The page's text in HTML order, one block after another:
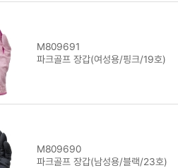
M809691
파크골프 장갑(여성용/핑크/19호)
M809690
파크골프 장갑(남성용/블랙/23호)